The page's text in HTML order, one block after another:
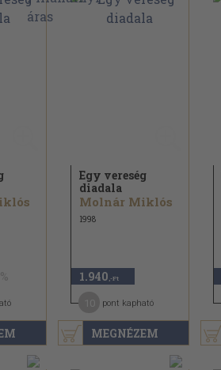
MEGNÉZEM
Egy vereség
diadala
Molnár Miklós
1998
1.940 ,-Ft
pont kapható